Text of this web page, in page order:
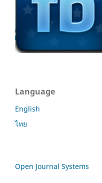
Language
English
ไทย
Open Journal Systems